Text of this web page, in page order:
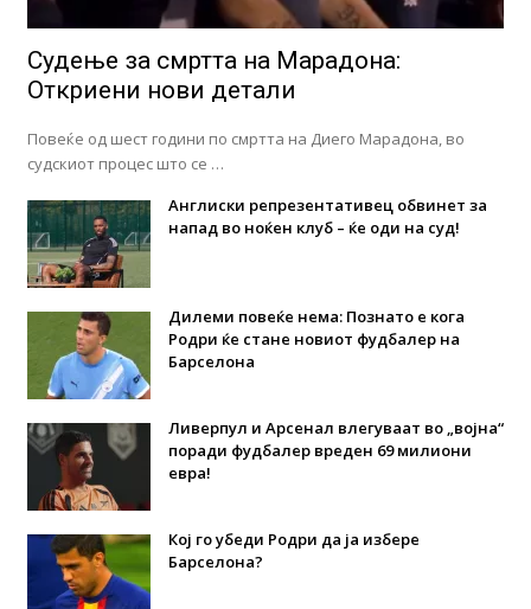
Судење за смртта на Марадона:
Откриени нови детали
Повеќе од шест години по смртта на Диего Марадона, во
судскиот процес што се …
Англиски репрезентативец обвинет за
напад во ноќен клуб – ќе оди на суд!
Дилеми повеќе нема: Познато е кога
Родри ќе стане новиот фудбалер на
Барселона
Ливерпул и Арсенал влегуваат во „војна“
поради фудбалер вреден 69 милиони
евра!
Кој го убеди Родри да ја избере
Барселона?